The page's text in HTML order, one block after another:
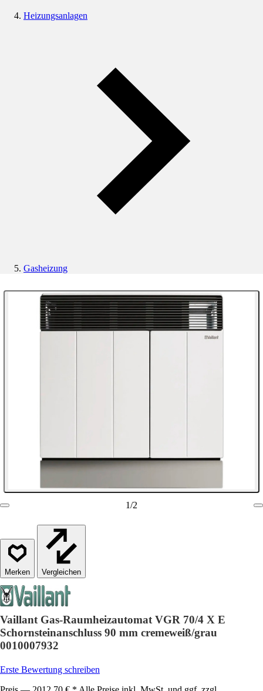
Heizungsanlagen
Gasheizung
1/2
Vergleichen
Vaillant Gas-Raumheizautomat VGR 70/4 X E
Schornsteinanschluss 90 mm cremeweiß/grau
0010007932
Erste Bewertung schreiben